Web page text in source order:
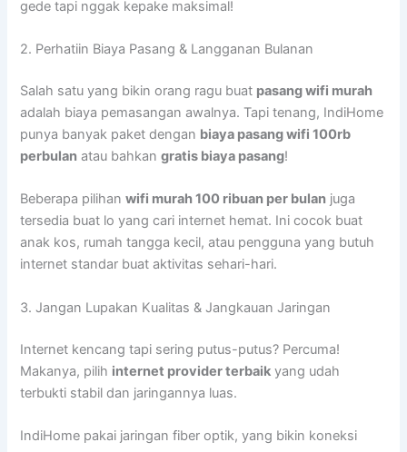
gede tapi nggak kepake maksimal!
2. Perhatiin Biaya Pasang & Langganan Bulanan
Salah satu yang bikin orang ragu buat pasang wifi murah
adalah biaya pemasangan awalnya. Tapi tenang, IndiHome
punya banyak paket dengan biaya pasang wifi 100rb
perbulan atau bahkangratis biaya pasang!
Beberapa pilihanwifi murah 100 ribuan per bulan juga
tersedia buat lo yang cari internet hemat. Ini cocok buat
anak kos, rumah tangga kecil, atau pengguna yang butuh
internet standar buat aktivitas sehari-hari.
3. Jangan Lupakan Kualitas & Jangkauan Jaringan
Internet kencang tapi sering putus-putus? Percuma!
Makanya, pilih internet provider terbaik yang udah
terbukti stabil dan jaringannya luas.
IndiHome pakai jaringan fiber optik, yang bikin koneksi